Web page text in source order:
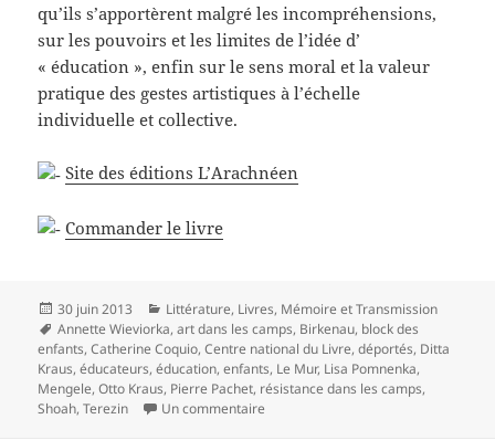
qu’ils s’apportèrent malgré les incompréhensions,
sur les pouvoirs et les limites de l’idée d’
« éducation », enfin sur le sens moral et la valeur
pratique des gestes artistiques à l’échelle
individuelle et collective.
Site des éditions L’Arachnéen
Commander le livre
Publié
le
30 juin 2013 Catégories
Littérature, Livres, Mémoire et Transmission
Mots-
clés
Annette Wieviorka,art dans les camps, Birkenau, block des
enfants,Catherine Coquio,Centre national du Livre,déportés, Ditta
Kraus,éducateurs,éducation,enfants, Le Mur, Lisa Pomnenka,
Mengele,Otto Kraus, Pierre Pachet, résistance dans les camps,
Shoah,Terezin Un commentaire